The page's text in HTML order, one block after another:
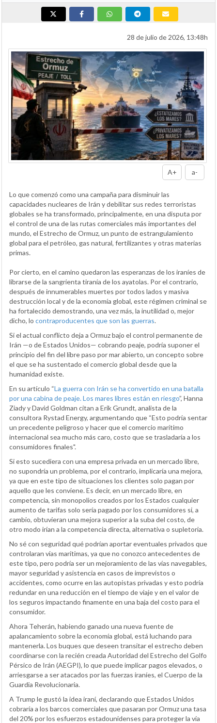
28 de julio de 2026, 13:48h
A+ a-
Lo que comenzó como una campaña para disminuir las
capacidades nucleares de Irán y debilitar sus redes terroristas
globales se ha transformado, principalmente, en una disputa por
el control de una de las rutas comerciales más importantes del
mundo, el Estrecho de Ormuz, un punto de estrangulamiento
global para el petróleo, gas natural, fertilizantes y otras materias
primas.
Por cierto, en el camino quedaron las esperanzas de los iraníes de
librarse de la sangrienta tiranía de los ayatolas. Por el contrario,
después de innumerables muertes por todos lados y masiva
destrucción local y de la economía global, este régimen criminal se
ha fortalecido demostrando, una vez más, la inutilidad o, mejor
dicho, lo contraproducentes que son las guerras.
Si el actual conflicto deja a Ormuz bajo el control permanente de
Irán —o de Estados Unidos— cobrando peaje, podría suponer el
principio del fin del libre paso por mar abierto, un concepto sobre
el que se ha sustentado el comercio global desde que la
humanidad existe.
En su artículo “La guerra con Irán se ha convertido en una batalla
por una cabina de peaje. Los mares libres están en riesgo”, Hanna
Ziady y David Goldman citan a Erik Grundt, analista de la
consultora Rystad Energy, argumentando que “Esto podría sentar
un precedente peligroso y hacer que el comercio marítimo
internacional sea mucho más caro, costo que se trasladaría a los
consumidores finales".
Si esto sucediera con una empresa privada en un mercado libre,
no supondría un problema, por el contrario, implicaría una mejora,
ya que en este tipo de situaciones los clientes solo pagan por
aquello que les conviene. Es decir, en un mercado libre, en
competencia, sin monopolios creados por los Estados cualquier
aumento de tarifas solo sería pagado por los consumidores si, a
cambio, obtuvieran una mejora superior a la suba del costo, de
otro modo irían a la competencia directa, alternativa o supletoria.
No sé con seguridad qué podrían aportar eventuales privados que
controlaran vías marítimas, ya que no conozco antecedentes de
este tipo, pero podría ser un mejoramiento de las vías navegables,
mayor seguridad y asistencia en casos de imprevistos o
accidentes, como ocurre en las autopistas privadas y esto podría
redundar en una reducción en el tiempo de viaje y en el valor de
los seguros impactando finamente en una baja del costo para el
consumidor.
Ahora Teherán, habiendo ganado una nueva fuente de
apalancamiento sobre la economía global, está luchando para
mantenerla. Los buques que deseen transitar el estrecho deben
coordinarse con la recién creada Autoridad del Estrecho del Golfo
Pérsico de Irán (AEGPI), lo que puede implicar pagos elevados, o
arriesgarse a ser atacados por las fuerzas iraníes, el Cuerpo de la
Guardia Revolucionaria.
A Trump le gustó la idea iraní, declarando que Estados Unidos
cobraría a los barcos comerciales que pasaran por Ormuz una tasa
del 20% por los esfuerzos estadounidenses para proteger la vía